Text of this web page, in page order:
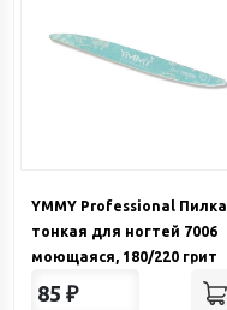
YMMY Professional Пилка
тонкая для ногтей 7006
моющаяся, 180/220 грит
85 ₽